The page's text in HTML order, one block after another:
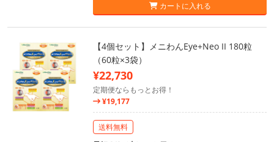
カートに入れる
【4個セット】メニわんEye+Neo II 180粒
（60粒×3袋）
¥22,730
定期便ならもっとお得！
¥19,177
送料無料